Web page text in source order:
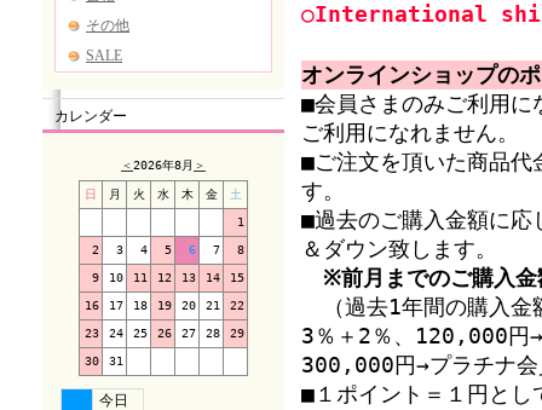
カレンダー
＜2026年8月 ＞
日 月 火 水 木 金 土
1
2 3 4 5 6 7 8
9 10 11 12 13 14 15
16 17 18 19 20 21 22
23 24 25 26 27 28 29
30 31
今日
○International
オンラインショップの
■会員さまのみご利用に
ご利用になれません。
■ご注文を頂いた商品代
す。
■過去のご購入金額に応
＆ダウン致します。
※前月までのご購入
（過去1年間の購入
3％＋2％、120,000円
300,000円→プラチナ会
■１ポイント＝１円とし